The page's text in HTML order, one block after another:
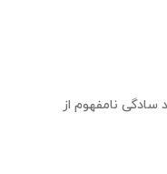
نامفهوم از